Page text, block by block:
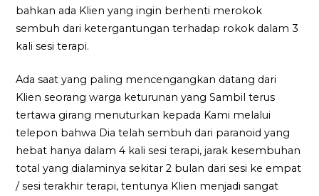
bahkan ada Klien yang ingin berhenti merokok
sembuh dari ketergantungan terhadap rokok dalam 3
kali sesi terapi.
Ada saat yang paling mencengangkan datang dari
Klien seorang warga keturunan yang Sambil terus
tertawa girang menuturkan kepada Kami melalui
telepon bahwa Dia telah sembuh dari paranoid yang
hebat hanya dalam 4 kali sesi terapi, jarak kesembuhan
total yang dialaminya sekitar 2 bulan dari sesi ke empat
/ sesi terakhir terapi, tentunya Klien menjadi sangat